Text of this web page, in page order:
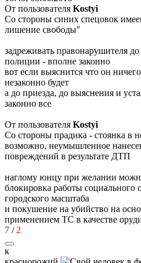
От пользователя Kostyi
Со стороны синих спецовок
лишение свободы"
задреживать правонарушителя
полиции - вполне законно
вот если выяснится что он
незаконно будет
а до приезда, до выяснения и
законно все
От пользователя Kostyi
Со стороны прадика - стоянка в
возможно, неумышленное
повреждений в результате ДТП
наглому юнцу при желании
блокировка работы социального
городского масштаба
и покушение на убийство на
применением ТС в качестве
7 / 2
к